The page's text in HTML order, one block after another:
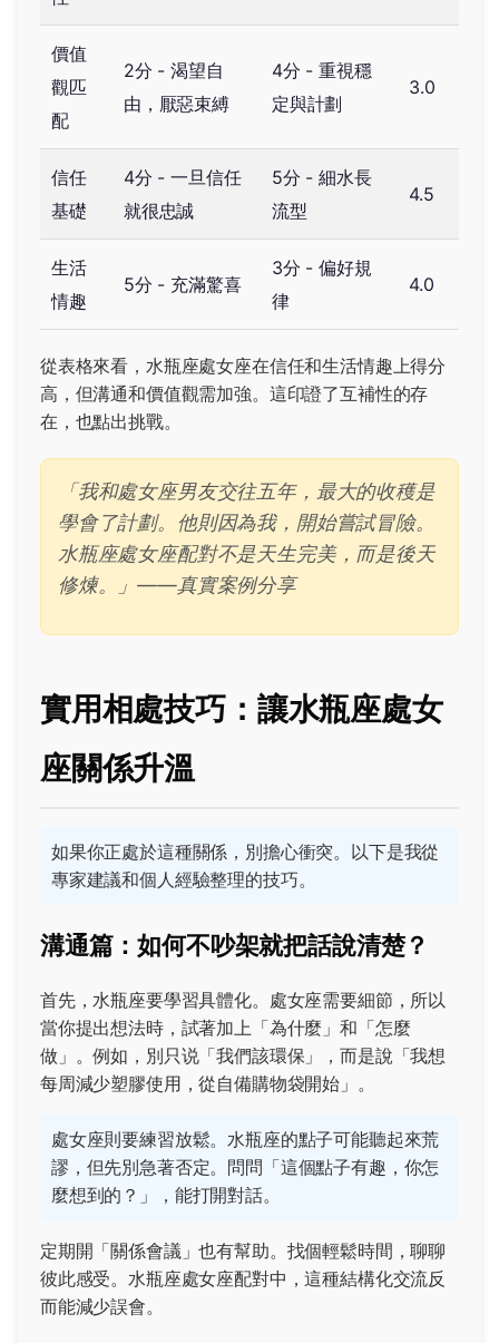
價值
觀匹
配
2分 - 渴望自
由，厭惡束縛
4分 - 重視穩
定與計劃
3.0
信任
基礎
4分 - 一旦信任
就很忠誠
5分 - 細水長
流型
4.5
生活
情趣
5分 - 充滿驚喜
3分 - 偏好規
律
4.0
從表格來看，水瓶座處女座在信任和生活情趣上得分
高，但溝通和價值觀需加強。這印證了互補性的存
在，也點出挑戰。
「我和處女座男友交往五年，最大的收穫是
學會了計劃。他則因為我，開始嘗試冒險。
水瓶座處女座配對不是天生完美，而是後天
修煉。」——真實案例分享
實用相處技巧：讓水瓶座處女
座關係升溫
如果你正處於這種關係，別擔心衝突。以下是我從
專家建議和個人經驗整理的技巧。
溝通篇：如何不吵架就把話說清楚？
首先，水瓶座要學習具體化。處女座需要細節，所以
當你提出想法時，試著加上「為什麼」和「怎麼
做」。例如，別只说「我們該環保」，而是說「我想
每周減少塑膠使用，從自備購物袋開始」。
處女座則要練習放鬆。水瓶座的點子可能聽起來荒
謬，但先別急著否定。問問「這個點子有趣，你怎
麼想到的？」，能打開對話。
定期開「關係會議」也有幫助。找個輕鬆時間，聊聊
彼此感受。水瓶座處女座配對中，這種結構化交流反
而能減少誤會。